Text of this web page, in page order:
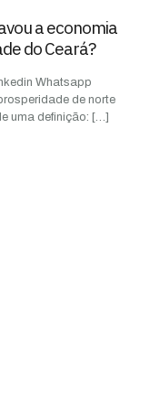
a economia
do Ceará?
Whatsapp
de norte
uma definição: […]